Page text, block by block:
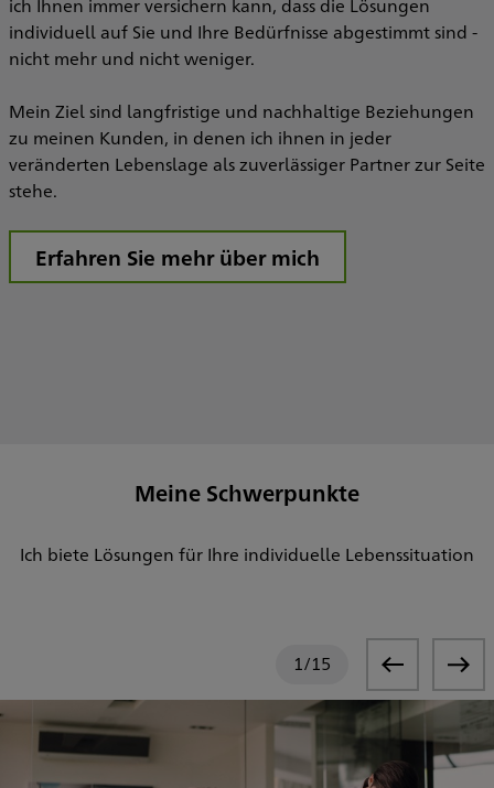
ich Ihnen immer versichern kann, dass die Lösungen
individuell auf Sie und Ihre Bedürfnisse abgestimmt sind -
nicht mehr und nicht weniger.
Mein Ziel sind langfristige und nachhaltige Beziehungen
zu meinen Kunden, in denen ich ihnen in jeder
veränderten Lebenslage als zuverlässiger Partner zur Seite
stehe.
Erfahren Sie mehr über mich
Meine Schwerpunkte
Ich biete Lösungen für Ihre individuelle Lebenssituation
1/15